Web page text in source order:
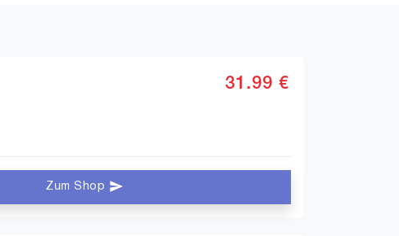
31.99 €
Zum Shop